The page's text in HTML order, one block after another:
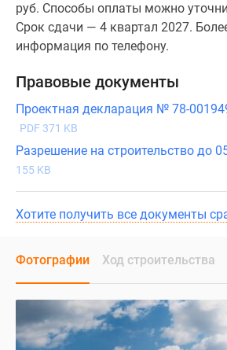
руб. Способы оплаты можно
Срок сдачи — 4 квартал 2027.
информация по телефону.
Правовые документы
Проектная декларация № 78-
PDF 371 KB
Разрешение на строительство до
155 KB
Хотите получить все документы
Фотографии Ход строительства